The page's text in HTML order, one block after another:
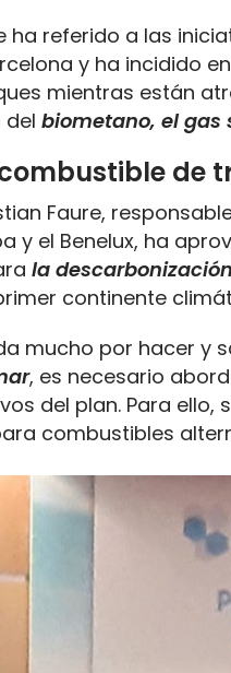
ha referido a las
y ha incidido
mientras están
del biometano, el gas
combustible de
Faure,
y el Benelux, ha
la
continente
mucho por hacer y
, es necesario
del plan. Para ello,
combustibles